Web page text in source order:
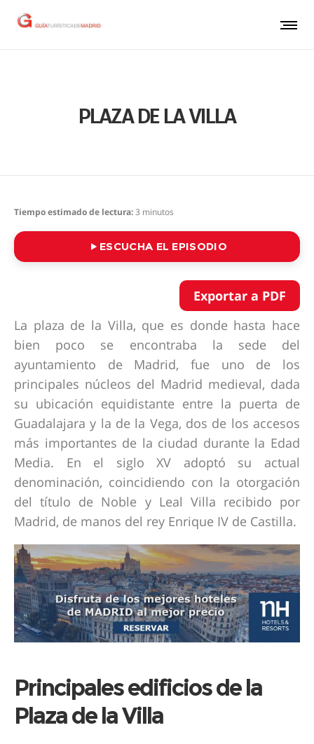
PLAZA DE LA VILLA
Tiempo estimado de lectura:3 minutos
ESCUCHA EL EPISODIO
Exportar a PDF
La plaza de la Villa, que es donde hasta hace
bien poco se encontraba la sede del
ayuntamiento de Madrid, fue uno de los
principales núcleos del Madrid medieval, dada
su ubicación equidistante entre la puerta de
Guadalajara y la de la Vega, dos de los accesos
más importantes de la ciudad durante la Edad
Media. En el siglo XV adoptó su actual
denominación, coincidiendo con la otorgación
del título de Noble y Leal Villa recibido por
Madrid, de manos del rey Enrique IV de Castilla.
Principales edificios de la
Plaza de la Villa